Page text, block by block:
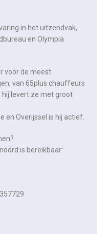
in het uitzendvak,
en Olympia
voor de meest
van 65plus chauffeurs
levert ze met groot
en Overijssel is hij actief.
is bereikbaar: